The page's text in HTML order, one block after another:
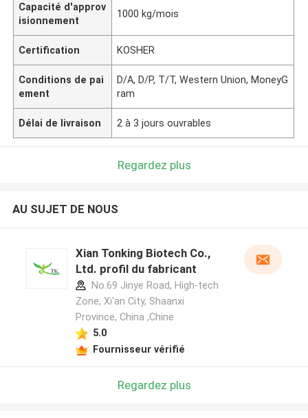
Capacité d'approv
isionnement
1000 kg/mois
Certification KOSHER
Conditions de pai
ement
D/A, D/P, T/T, Western Union, MoneyG
ram
Délai de livraison 2 à 3 jours ouvrables
Regardez plus
AU SUJET DE NOUS
Xian Tonking Biotech Co.,
Ltd. profil du fabricant
No.69 Jinye Road, High-tech
Zone, Xi'an City, Shaanxi
Province, China ,Chine
5.0
Fournisseur vérifié
Regardez plus